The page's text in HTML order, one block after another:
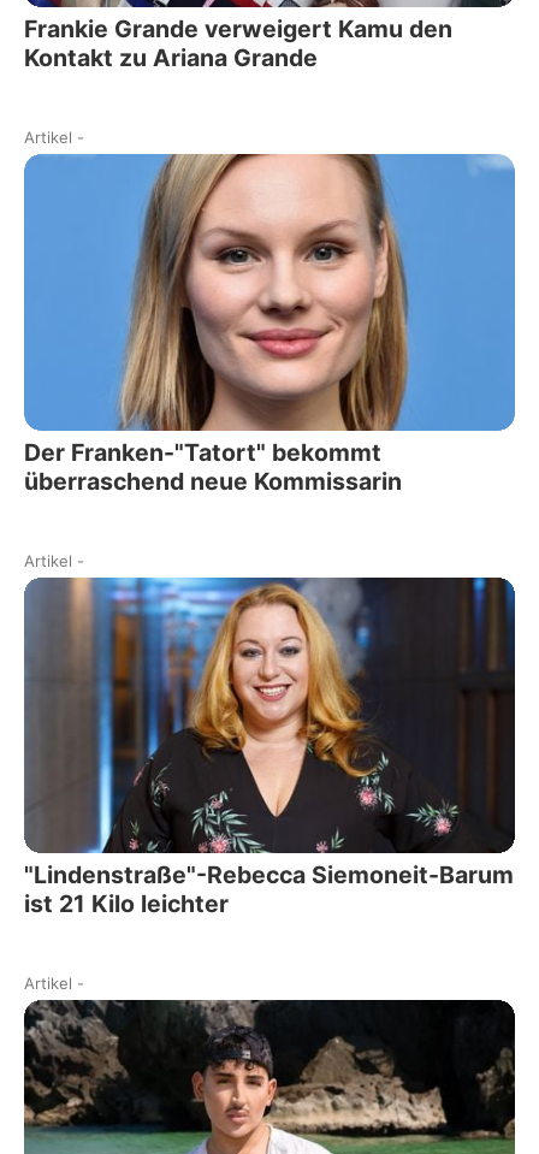
Frankie Grande verweigert Kamu den
Kontakt zu Ariana Grande
Artikel -
Der Franken-"Tatort" bekommt
überraschend neue Kommissarin
Artikel -
"Lindenstraße"-Rebecca Siemoneit-Barum
ist 21 Kilo leichter
Artikel -